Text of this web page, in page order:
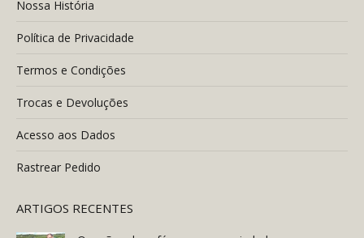
windowwindowwindow
Nossa História
Política de Privacidade
Termos e Condições
Trocas e Devoluções
Acesso aos Dados
Rastrear Pedido
ARTIGOS RECENTES